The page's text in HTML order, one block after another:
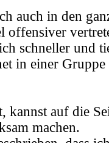
auch in den
offensiver
schneller und
in einer
kannst auf die
machen.